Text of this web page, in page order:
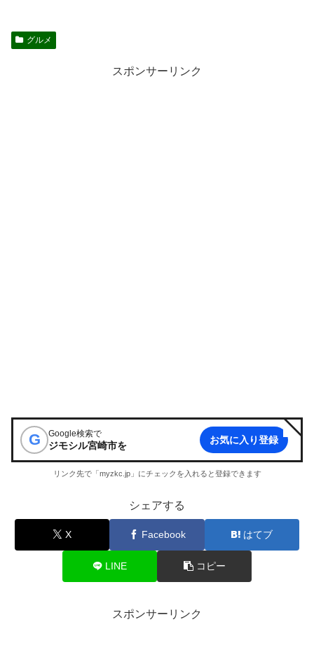
グルメ
スポンサーリンク
G Google検索で
ジモシル宮崎市を お気に入り登録
リンク先で「myzkc.jp」にチェックを入れると登録できます
シェアする
X Facebook はてブ
LINE コピー
スポンサーリンク